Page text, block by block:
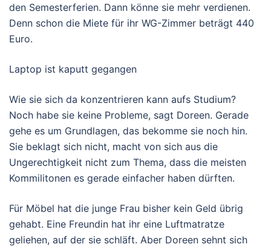
den Semesterferien. Dann könne sie mehr verdienen.
Denn schon die Miete für ihr WG-Zimmer beträgt 440
Euro.
Laptop ist kaputt gegangen
Wie sie sich da konzentrieren kann aufs Studium?
Noch habe sie keine Probleme, sagt Doreen. Gerade
gehe es um Grundlagen, das bekomme sie noch hin.
Sie beklagt sich nicht, macht von sich aus die
Ungerechtigkeit nicht zum Thema, dass die meisten
Kommilitonen es gerade einfacher haben dürften.
Für Möbel hat die junge Frau bisher kein Geld übrig
gehabt. Eine Freundin hat ihr eine Luftmatratze
geliehen, auf der sie schläft. Aber Doreen sehnt sich